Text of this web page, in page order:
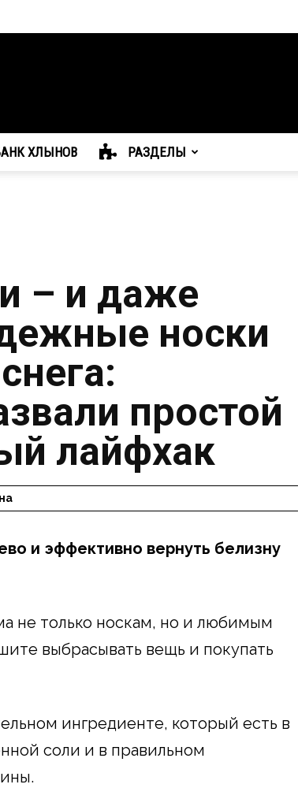
ХЛЫНОВ РАЗДЕЛЫ
– и даже
носки
простой
лайфхак
и эффективно вернуть белизну
не только носкам, но и любимым
выбрасывать вещь и покупать
ингредиенте, который есть в
соли и в правильном